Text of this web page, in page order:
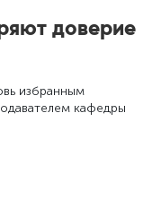
доверие
избранным
кафедры